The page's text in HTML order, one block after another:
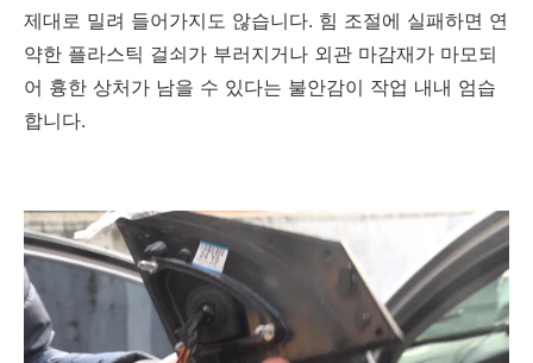
제대로 밀려 들어가지도 않습니다. 힘 조절에 실패하면 연
약한 플라스틱 걸쇠가 부러지거나 외관 마감재가 마모되
어 흉한 상처가 남을 수 있다는 불안감이 작업 내내 엄습
합니다.